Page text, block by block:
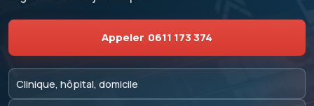
Appeler 0611 173 374
Clinique, hôpital, domicile